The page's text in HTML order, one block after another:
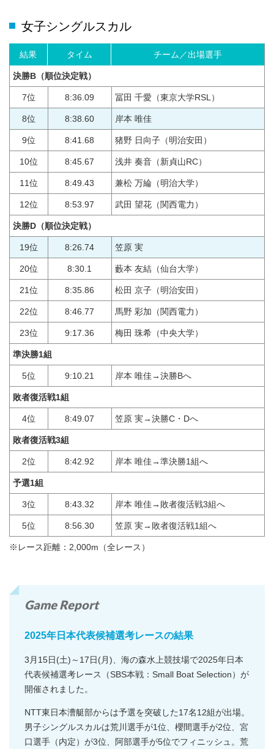
女子シングルスカル
結果 タイム チーム／出場選手
決勝B （順位決定戦）
7位 8:36.09 冨田 千愛（東京大学RSL）
8位 8:38.60 岸本 唯佳
9位 8:41.68 猪野 日向子（明治安田）
10位 8:45.67 浅井 奏音（新貞山RC）
11位 8:49.43 兼松 万綸（明治大学）
12位 8:53.97 武田 望花（関西電力）
決勝D （順位決定戦）
19位 8:26.74 笠原 実
20位 8:30.1 藪本 友結（仙台大学）
21位 8:35.86 松田 京子（明治安田）
22位 8:46.77 馬野 彩加（関西電力）
23位 9:17.36 梅田 珠希（中央大学）
準決勝1組
5位 9:10.21 岸本 唯佳→決勝Bへ
敗者復活戦1組
4位 8:49.07 笠原 実→決勝C・Dへ
敗者復活戦3組
2位 8:42.92 岸本 唯佳→準決勝1組へ
予選1組
3位 8:43.32 岸本 唯佳→敗者復活戦3組へ
5位 8:56.30 笠原 実→敗者復活戦1組へ
※レース距離：2,000m（全レース）
Game Report
2025年日本代表候補選考レースの結果
3月15日(土)～17日(月)、海の森水上競技場で2025年日本
代表候補選考レース（SBS本戦：Small Boat Selection）が
開催されました。
NTT東日本漕艇部からは予選を突破した17名12組が出場。
男子シングルスカルは荒川選手が1位、櫻間選手が2位、宮
口選手（内定）が3位、阿部選手が5位でフィニッシュ。荒